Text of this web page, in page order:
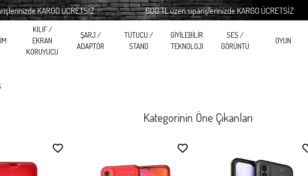
ÜCRETSİZ 600 TL üzeri siparişlerinizde KARGO ÜCRETSİZ
KILIF /
EKRAN
KORUYUCU
ŞARJ /
ADAPTÖR
TUTUCU /
STAND
GİYİLEBİLİR
TEKNOLOJİ
SES /
GÖRÜNTÜ
OYUN
Kategorinin Öne Çıkanları